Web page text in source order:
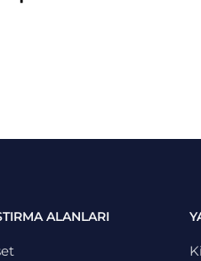
ALANLARI